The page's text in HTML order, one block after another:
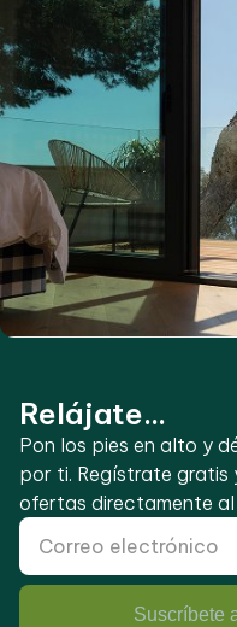
Relájate...
Pon los pies en alto y
por ti. Regístrate gratis
ofertas directamente al
Suscríbete